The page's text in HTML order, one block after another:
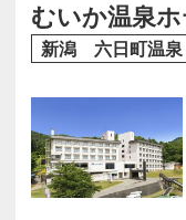
むいか温泉
新潟 六日町温泉